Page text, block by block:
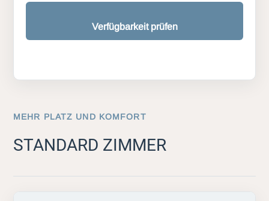
Verfügbarkeit prüfen
MEHR PLATZ UND KOMFORT
STANDARD ZIMMER